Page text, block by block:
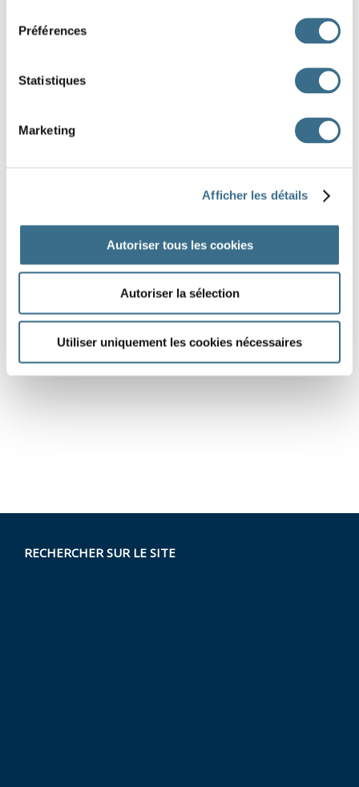
Préférences
Statistiques
Marketing
Afficher les détails
Autoriser tous les cookies
Autoriser la sélection
Utiliser uniquement les cookies nécessaires
RECHERCHER SUR LE SITE